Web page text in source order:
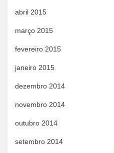
abril 2015
março 2015
fevereiro 2015
janeiro 2015
dezembro 2014
novembro 2014
outubro 2014
setembro 2014